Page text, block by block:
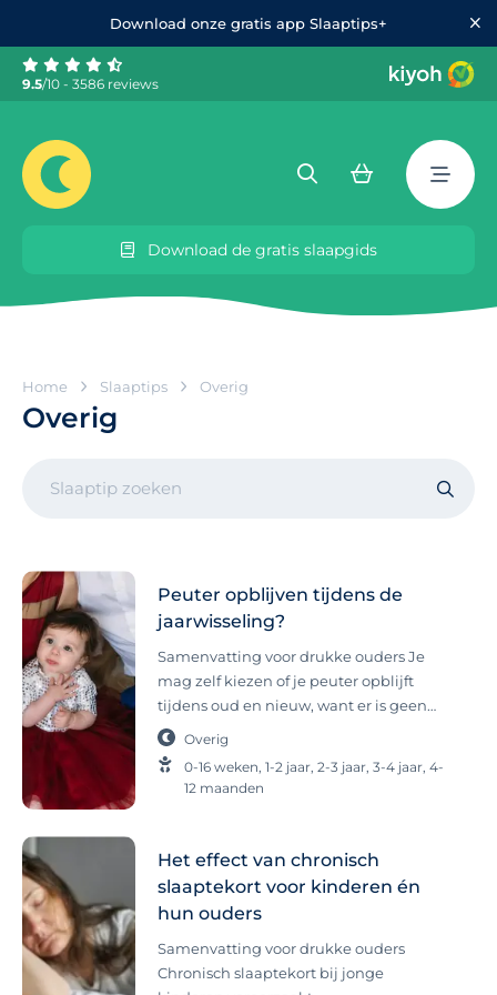
Download onze gratis app Slaaptips+
9.5/10 - 3586 reviews
Download de gratis slaapgids
Home Slaaptips Overig
Overig
Peuter opblijven tijdens de
jaarwisseling?
Samenvatting voor drukke ouders Je
mag zelf kiezen of je peuter opblijft
tijdens oud en nieuw, want er is geen
goed of fout. Het is niet schadelijk als je
kind één nacht minder slaapt, zolang je
daarna weer rust en regelmaat
nachts vaak diep slapen. Slapen tijdens
de jaarwisseling met baby en peuter De
decembermaand is een drukke maand
met veel hoogtepunten voor ouders én
kinderen. Sinterklaas, Kerst,
schoolvakantie (misschien zelfs wel
Overig
0-16 weken, 1-2 jaar, 2-3 jaar, 3-4 jaar, 4-
12 maanden
Het effect van chronisch
slaaptekort voor kinderen én
hun ouders
Samenvatting voor drukke ouders
Chronisch slaaptekort bij jonge